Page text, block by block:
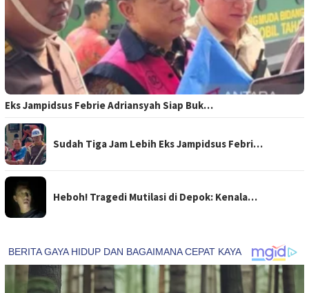
Eks Jampidsus Febrie Adriansyah Siap Buk…
Sudah Tiga Jam Lebih Eks Jampidsus Febri…
Heboh! Tragedi Mutilasi di Depok: Kenala…